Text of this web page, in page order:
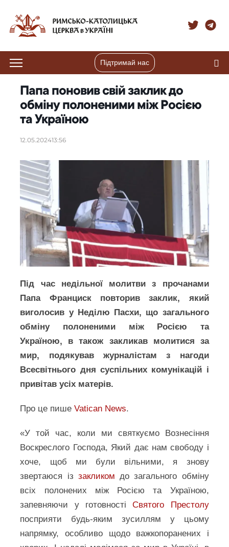
Підтримай нас
Папа поновив свій заклик до
обміну полоненими між Росією
та Україною
12.05.202413:56
Під час недільної молитви з прочанами
Папа Франциск повторив заклик, який
виголосив у Неділю Пасхи, що загального
обміну полоненими між Росією та
Україною, в також закликав молитися за
мир, подякував журналістам з нагоди
Всесвітнього дня суспільних комунікацій і
привітав усіх матерів.
Про це пишеVatican News.
«У той час, коли ми святкуємо Вознесіння
Воскреслого Господа, Який дає нам свободу і
хоче, щоб ми були вільними, я знову
звертаюся із закликом до загального обміну
всіх полонених між Росією та Україною,
запевняючи у готовностіСвятого Престолу
посприяти будь-яким зусиллям у цьому
напрямку, особливо щодо важкопоранених і